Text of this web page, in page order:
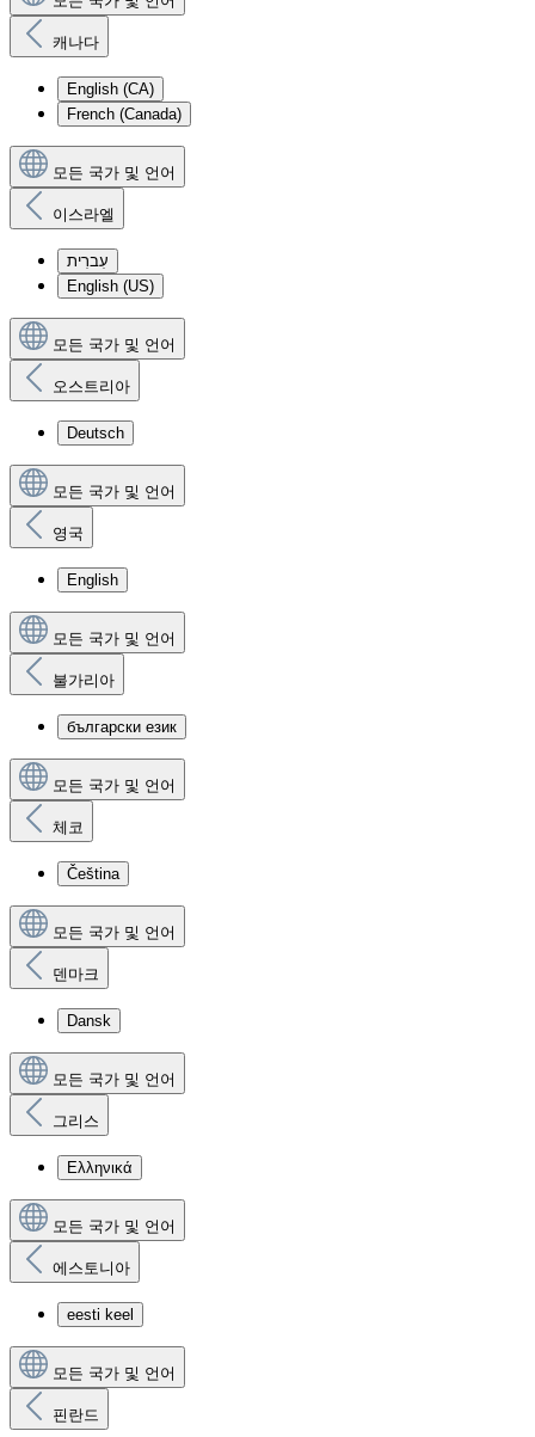
캐나다
English (CA)
French (Canada)
모든 국가 및 언어
이스라엘
עִברִית
English (US)
모든 국가 및 언어
오스트리아
Deutsch
모든 국가 및 언어
영국
English
모든 국가 및 언어
불가리아
български език
모든 국가 및 언어
체코
Čeština
모든 국가 및 언어
덴마크
Dansk
모든 국가 및 언어
그리스
Ελληνικά
모든 국가 및 언어
에스토니아
eesti keel
모든 국가 및 언어
핀란드